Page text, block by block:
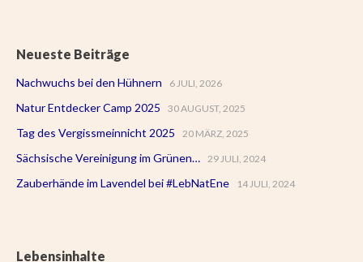
Neueste Beiträge
Nachwuchs bei den Hühnern 6 JULI, 2026
Natur Entdecker Camp 2025 30 AUGUST, 2025
Tag des Vergissmeinnicht 2025 20 MÄRZ, 2025
Sächsische Vereinigung im Grünen… 29 JULI, 2024
Zauberhände im Lavendel bei #LebNatEne 14 JULI, 2024
Lebensinhalte